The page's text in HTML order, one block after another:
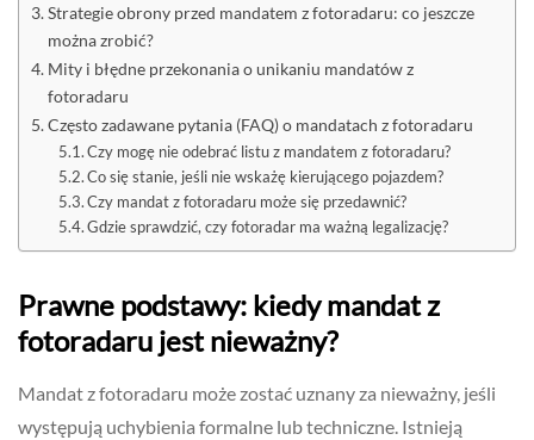
Strategie obrony przed mandatem z fotoradaru: co jeszcze
można zrobić?
Mity i błędne przekonania o unikaniu mandatów z
fotoradaru
Często zadawane pytania (FAQ) o mandatach z fotoradaru
Czy mogę nie odebrać listu z mandatem z fotoradaru?
Co się stanie, jeśli nie wskażę kierującego pojazdem?
Czy mandat z fotoradaru może się przedawnić?
Gdzie sprawdzić, czy fotoradar ma ważną legalizację?
Prawne podstawy: kiedy mandat z
fotoradaru jest nieważny?
Mandat z fotoradaru może zostać uznany za nieważny, jeśli
występują uchybienia formalne lub techniczne. Istnieją